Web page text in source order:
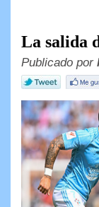
La salida
Publicado por